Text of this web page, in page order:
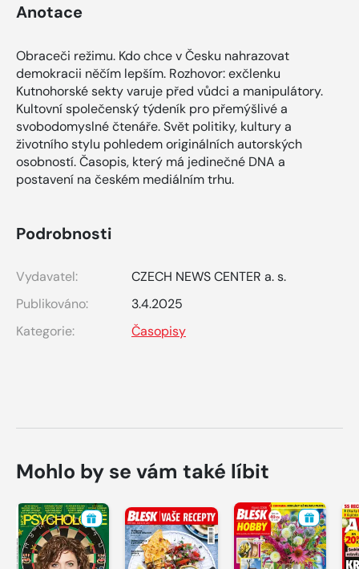
Anotace
Obraceči režimu. Kdo chce v Česku nahrazovat
demokracii něčím lepším. Rozhovor: exčlenku
Kutnohorské sekty varuje před vůdci a manipulátory.
Kultovní společenský týdeník pro přemýšlivé a
svobodomyslné čtenáře. Svět politiky, kultury a
životního stylu pohledem originálních autorských
osobností. Časopis, který má jedinečné DNA a
postavení na českém mediálním trhu.
Podrobnosti
Vydavatel:
CZECH NEWS CENTER a. s.
Publikováno:
3.4.2025
Kategorie:
Časopisy
Mohlo by se vám také líbit